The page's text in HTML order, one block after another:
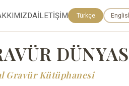
İLETİŞİM Türkçe
Gravür Kütüphanesi